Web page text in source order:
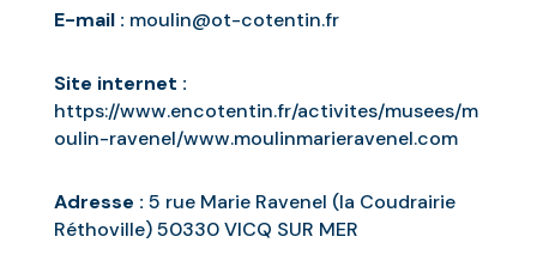
E-mail : moulin@ot-cotentin.fr
Site internet :
https://www.encotentin.fr/activites/musees/m
oulin-ravenel/www.moulinmarieravenel.com
Adresse : 5 rue Marie Ravenel (la Coudrairie
Réthoville) 50330 VICQ SUR MER